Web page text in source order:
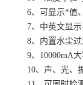
6、可显示*值
7、中英文显
8、内置水尘
9、10000mA
10、声、光、